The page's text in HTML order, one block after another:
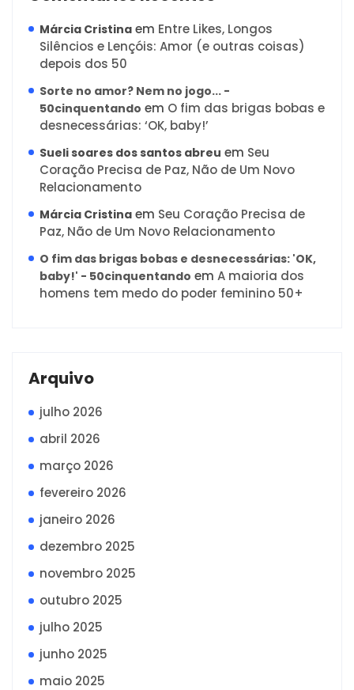
Márcia Cristina em Entre Likes, Longos
Silêncios e Lençóis: Amor (e outras coisas)
depois dos 50
Sorte no amor? Nem no jogo... -
50cinquentando em O fim das brigas bobas e
desnecessárias: ‘OK, baby!’
Sueli soares dos santos abreu em Seu
Coração Precisa de Paz, Não de Um Novo
Relacionamento
Márcia Cristina em Seu Coração Precisa de
Paz, Não de Um Novo Relacionamento
O fim das brigas bobas e desnecessárias: 'OK,
baby!' - 50cinquentando em A maioria dos
homens tem medo do poder feminino 50+
Arquivo
julho 2026
abril 2026
março 2026
fevereiro 2026
janeiro 2026
dezembro 2025
novembro 2025
outubro 2025
julho 2025
junho 2025
maio 2025